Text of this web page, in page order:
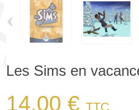
‹
Les Sims en
14,00 € TTC